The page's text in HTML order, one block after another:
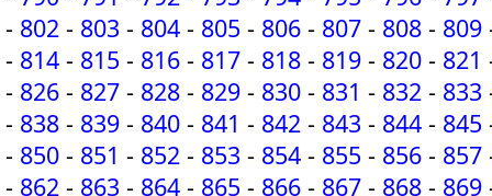
- 802 - 803 - 804 - 805 - 806 - 807 - 808 - 809
- 814 - 815 - 816 - 817 - 818 - 819 - 820 - 821
- 826 - 827 - 828 - 829 - 830 - 831 - 832 - 833
- 838 - 839 - 840 - 841 - 842 - 843 - 844 - 845
- 850 - 851 - 852 - 853 - 854 - 855 - 856 - 857
- 862 - 863 - 864 - 865 - 866 - 867 - 868 - 869